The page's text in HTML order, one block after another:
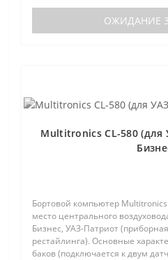
ОЖИДАНИЕ
Multitronics CL-580 (для
Бортовой компьютер
место центрального
Бизнес, УАЗ-Патриот
рестайлинга). Основные
баков (подключается к двум